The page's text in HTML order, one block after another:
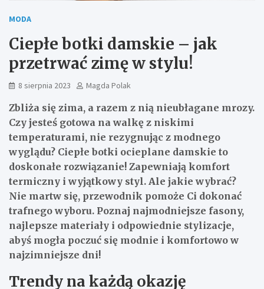
MODA
Ciepłe botki damskie – jak
przetrwać zimę w stylu!
8 sierpnia 2023 Magda Polak
Zbliża się zima, a razem z nią nieubłagane mrozy.
Czy jesteś gotowa na walkę z niskimi
temperaturami, nie rezygnując z modnego
wyglądu? Ciepłe botki ocieplane damskie to
doskonałe rozwiązanie! Zapewniają komfort
termiczny i wyjątkowy styl. Ale jakie wybrać?
Nie martw się, przewodnik pomoże Ci dokonać
trafnego wyboru. Poznaj najmodniejsze fasony,
najlepsze materiały i odpowiednie stylizacje,
abyś mogła poczuć się modnie i komfortowo w
najzimniejsze dni!
Trendy na każdą okazję